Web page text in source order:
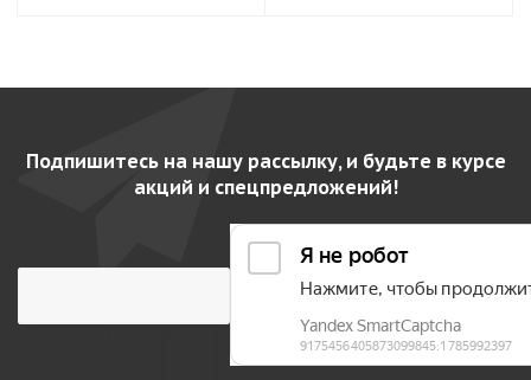
Подпишитесь на нашу рассылку, и будьте в курсе
акций и спецпредложений!